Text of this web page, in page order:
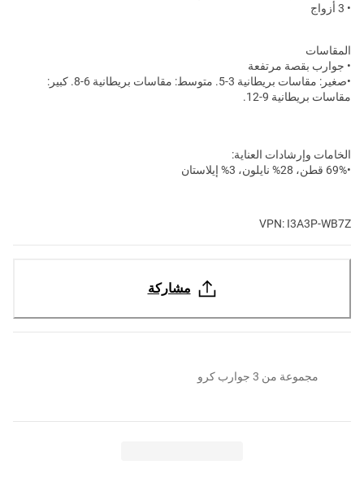
• 3 أزواج
المقاسات
• جوارب بقصة مرتفعة
•صغير: مقاسات بريطانية 3-5. متوسط: مقاسات بريطانية 6-8. كبير:
مقاسات بريطانية 9-12.
الخامات وإرشادات العناية:
•69% قطن، 28% نايلون، 3% إيلاستان
VPN: I3A3P-WB7Z
مشاركة
مجموعة من 3 جوارب كرو